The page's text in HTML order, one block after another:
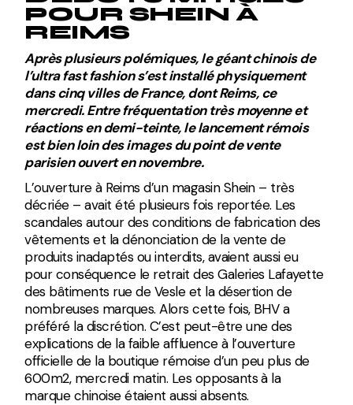
POUR SHEIN À
REIMS
Après plusieurs polémiques, le géant chinois de
l’ultra fast fashion s’est installé physiquement
dans cinq villes de France, dont Reims, ce
mercredi.Entre fréquentation très moyenne et
réactions en demi-teinte, le lancement rémois
est bien loin des images du point de vente
parisien ouvert en novembre.
L’ouverture à Reims d’un magasin Shein – très
décriée – avait été plusieurs fois reportée. Les
scandales autour des conditions de fabrication des
vêtements et la dénonciation de la vente de
produits inadaptés ou interdits, avaient aussi eu
pour conséquence le retrait des Galeries Lafayette
des bâtiments rue de Vesle et la désertion de
nombreuses marques. Alors cette fois, BHV a
préféré la discrétion. C’est peut-être une des
explications de la faible affluence à l’ouverture
officielle de la boutique rémoise d’un peu plus de
600m2, mercredi matin. Les opposants à la
marque chinoise étaient aussi absents.